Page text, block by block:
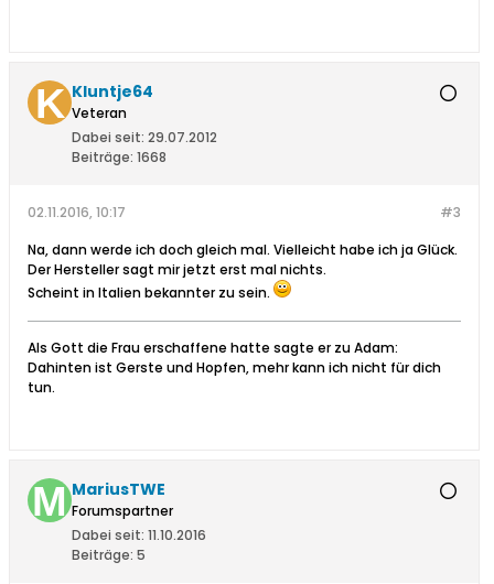
Kluntje64
Veteran
Dabei seit: 29.07.2012
Beiträge: 1668
#3
02.11.2016, 10:17
Na, dann werde ich doch gleich mal. Vielleicht habe ich ja Glück.
Der Hersteller sagt mir jetzt erst mal nichts.
Scheint in Italien bekannter zu sein.
Als Gott die Frau erschaffene hatte sagte er zu Adam:
Dahinten ist Gerste und Hopfen, mehr kann ich nicht für dich
tun.
MariusTWE
Forumspartner
Dabei seit: 11.10.2016
Beiträge: 5